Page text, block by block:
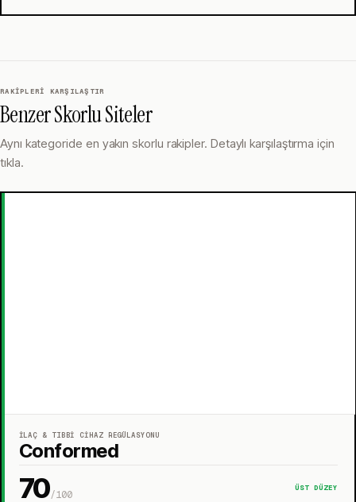
RAKIPLERI KARŞILAŞTIR
Benzer Skorlu Siteler
Aynı kategoride en yakın skorlu rakipler. Detaylı karşılaştırma için
tıkla.
İLAÇ & TIBBI CIHAZ REGÜLASYONU
Conformed
70/100
ÜST DÜZEY